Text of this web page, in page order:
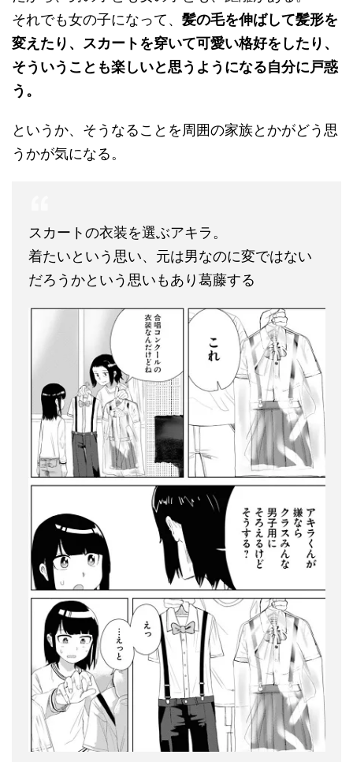
それでも女の子になって、 髪の毛を伸ばして髪形を
変えたり、スカートを穿いて可愛い格好をしたり、
そういうことも楽しいと思うようになる自分に戸惑
う。
というか、そうなることを周囲の家族とかがどう思
うかが気になる。
スカートの衣装を選ぶアキラ。
着たいという思い、元は男なのに変ではない
だろうかという思いもあり葛藤する